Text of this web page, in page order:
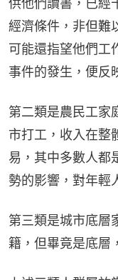
經濟條件，非但難
可能還指望他們工
事件的發生，便反
第二類是農民工家
市打工，收入在整
易，其中多數人都
勢的影響，對年輕
第三類是城市底層
籍，但畢竟是底層